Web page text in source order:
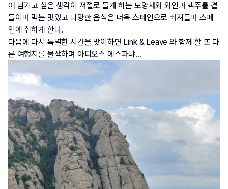
어 남기고 싶은 생각이 저절로 들게 하는 모양새와 와인과 맥주를 곁
들이며 먹는 맛있고 다양한 음식은 더욱 스페인으로 빠져들며 스페
인에 취하게 한다.
다음에 다시 특별한 시간을 맞이하면 Link & Leave 와 함께 할 또 다
른 여행지를 물색하며 아디오스 에스파냐...